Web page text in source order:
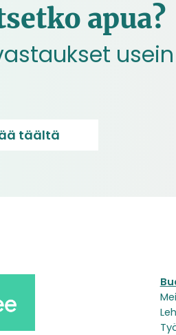
apua?
täältä